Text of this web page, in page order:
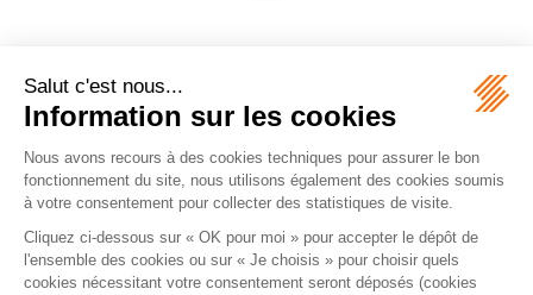
Écosystème
Carrières
Honoraires
Contacts